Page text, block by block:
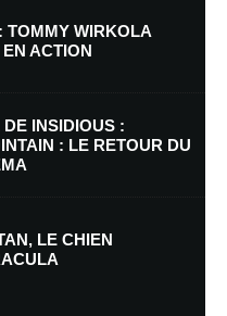
TOMMY WIRKOLA
ACTION
INSIDIOUS :
: LE RETOUR DU
LE CHIEN